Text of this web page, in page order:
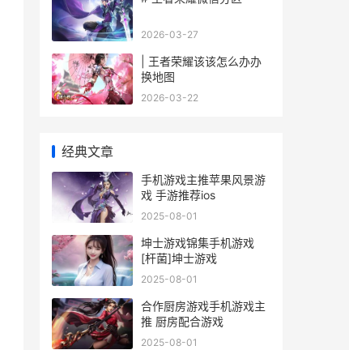
2026-03-27
| 王者荣耀该该怎么办办
换地图
2026-03-22
经典文章
手机游戏主推苹果风景游
戏 手游推荐ios
2025-08-01
坤士游戏锦集手机游戏
[杆菌]坤士游戏
2025-08-01
合作厨房游戏手机游戏主
推 厨房配合游戏
2025-08-01